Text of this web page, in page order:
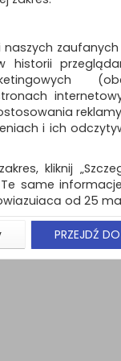
historii
i ich
kliknij
same
od 25
naszej
na
PRZEJDŹ